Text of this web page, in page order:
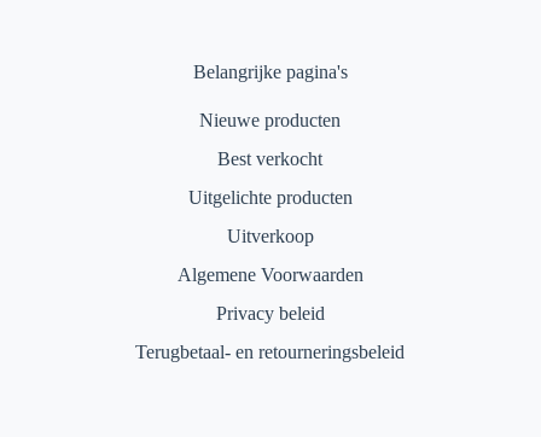
Belangrijke pagina's
Nieuwe producten
Best verkocht
Uitgelichte producten
Uitverkoop
Algemene Voorwaarden
Privacy beleid
Terugbetaal- en retourneringsbeleid